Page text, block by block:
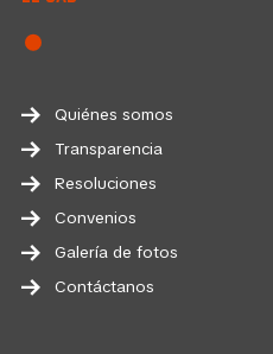
Quiénes somos
Transparencia
Resoluciones
Convenios
Galería de fotos
Contáctanos